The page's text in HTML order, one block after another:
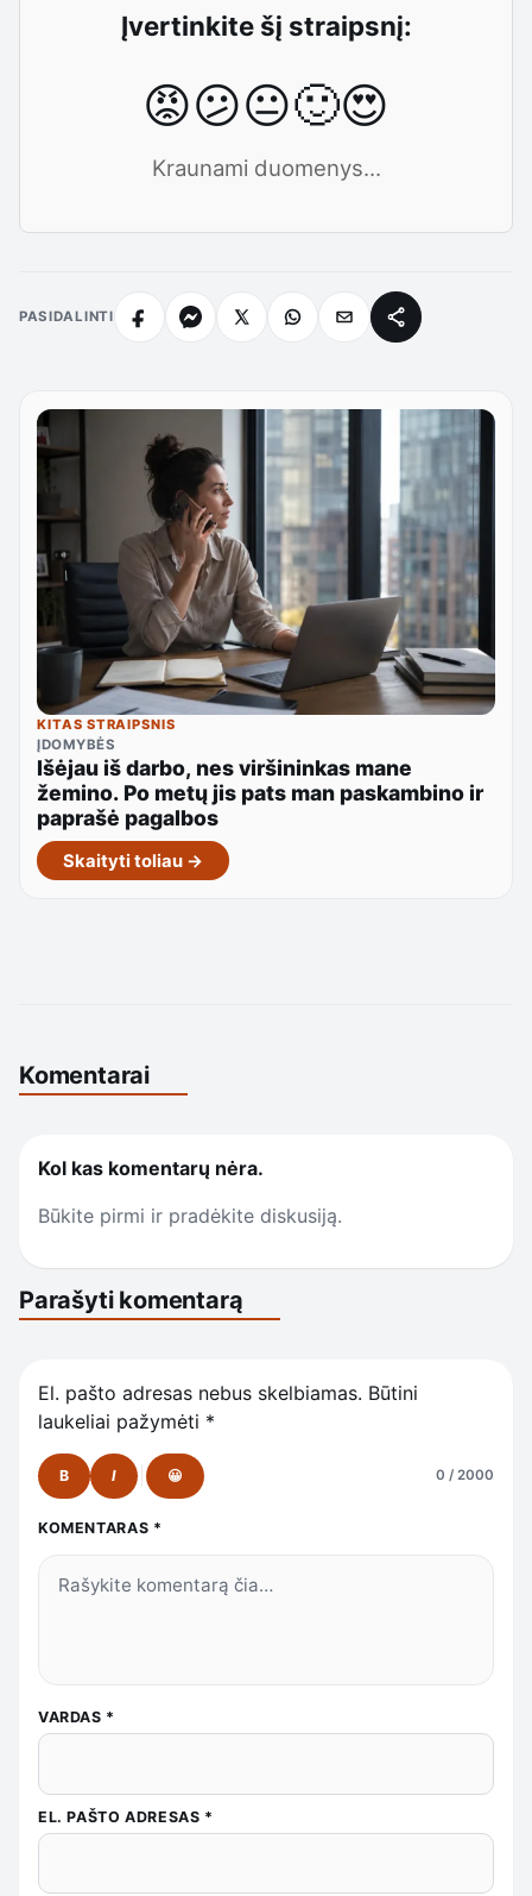
Įvertinkite šį straipsnį:
😡😕😐🙂😍
Kraunami duomenys...
PASIDALINTI
KITAS STRAIPSNIS
ĮDOMYBĖS
Išėjau iš darbo, nes viršininkas mane
žemino. Po metų jis pats man paskambino ir
paprašė pagalbos
Skaityti toliau →
Komentarai
Kol kas komentarų nėra.
Būkite pirmi ir pradėkite diskusiją.
Parašyti komentarą
El. pašto adresas nebus skelbiamas. Būtini
laukeliai pažymėti *
B I 😀 0 / 2000
KOMENTARAS *
VARDAS *
EL. PAŠTO ADRESAS *